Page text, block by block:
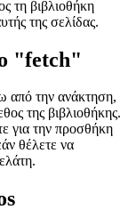
λειτουργία
απλώς πολύ καλή
τη βιβλιοθήκη
"fetch"
από την ανάκτηση,
για την προσθήκη
θέλετε να